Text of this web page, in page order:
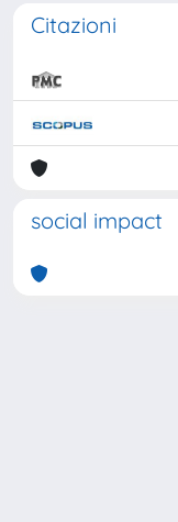
Citazioni
social impact